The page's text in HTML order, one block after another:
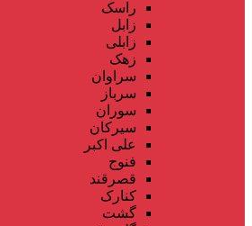
راسک
زابل
زابلی
زهک
سراوان
سرباز
سوران
سیرکان
علی اکبر
فنوج
قصرقند
کنارک
گشت